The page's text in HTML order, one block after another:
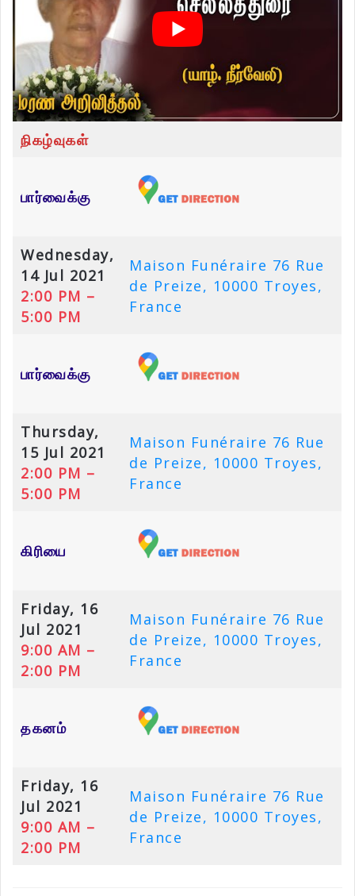
நிகழ்வுகள்
பார்வைக்கு
Wednesday,
14 Jul 2021
2:00 PM –
5:00 PM
Maison Funéraire 76 Rue
de Preize, 10000 Troyes,
France
பார்வைக்கு
Thursday,
15 Jul 2021
2:00 PM –
5:00 PM
Maison Funéraire 76 Rue
de Preize, 10000 Troyes,
France
கிரியை
Friday, 16
Jul 2021
9:00 AM –
2:00 PM
Maison Funéraire 76 Rue
de Preize, 10000 Troyes,
France
தகனம்
Friday, 16
Jul 2021
9:00 AM –
2:00 PM
Maison Funéraire 76 Rue
de Preize, 10000 Troyes,
France